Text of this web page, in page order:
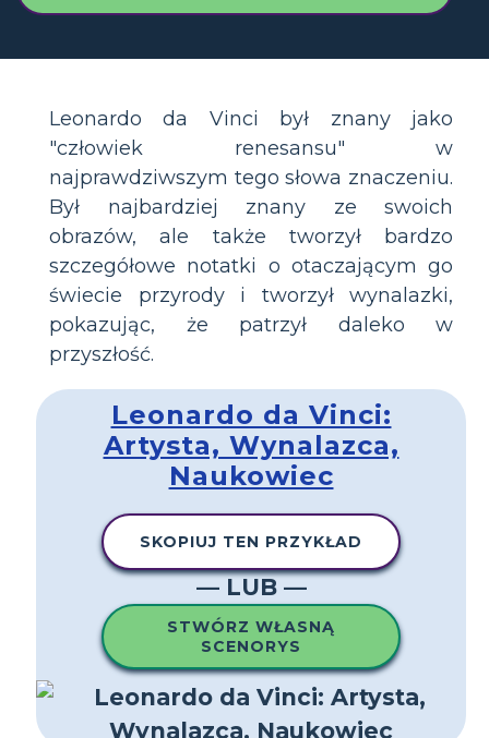
Leonardo da Vinci był znany jako
"człowiek renesansu" w
najprawdziwszym tego słowa znaczeniu.
Był najbardziej znany ze swoich
obrazów, ale także tworzył bardzo
szczegółowe notatki o otaczającym go
świecie przyrody i tworzył wynalazki,
pokazując, że patrzył daleko w
przyszłość.
Leonardo da Vinci:
Artysta, Wynalazca,
Naukowiec
SKOPIUJ TEN PRZYKŁAD
— LUB —
STWÓRZ WŁASNĄ
SCENORYS